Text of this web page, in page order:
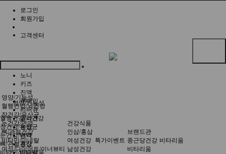
로그인
회원가입
고객센터
1:1문의
영양/기능성
혈행건강/뇌건강
장건강/유산균
눈건강/면역
뼈/관절건강
영양/기능성
혈행건강/뇌건강
장건강/유산균
눈건강/면역
뼈/관절건강
비타민/미네랄
여성/다이어트/이너뷰티
건강식품
인삼/홍삼
여성건강
남성건강
특가이벤트
브랜드관
종근당건강
비타리움
비타리움
노니
키즈
진액
루테인
리버큐
콜라겐
농협
비타
홍삼
비타리움